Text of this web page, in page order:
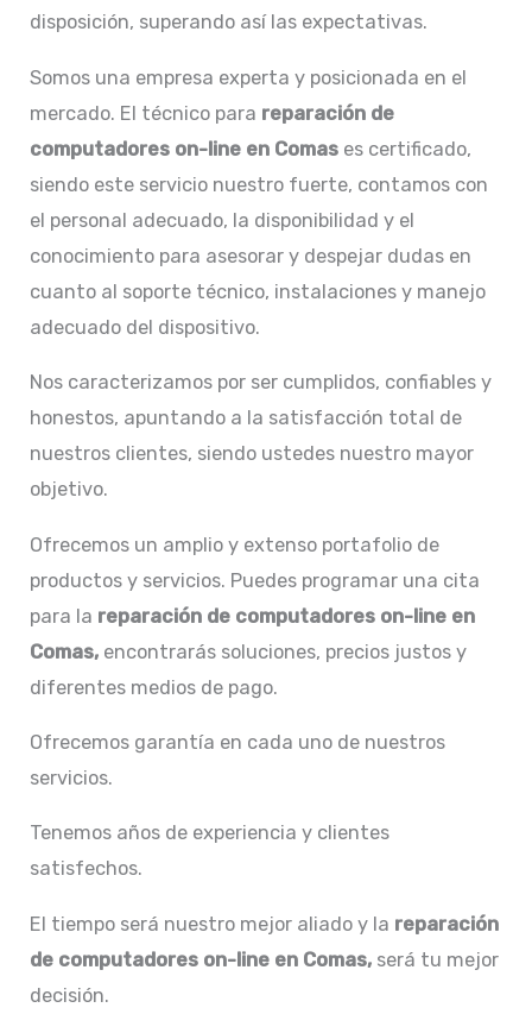
disposición, superando así las expectativas.
Somos una empresa experta y posicionada en el
mercado. El técnico para reparación de
computadores on-line en Comas es certificado,
siendo este servicio nuestro fuerte, contamos con
el personal adecuado, la disponibilidad y el
conocimiento para asesorar y despejar dudas en
cuanto al soporte técnico, instalaciones y manejo
adecuado del dispositivo.
Nos caracterizamos por ser cumplidos, confiables y
honestos, apuntando a la satisfacción total de
nuestros clientes, siendo ustedes nuestro mayor
objetivo.
Ofrecemos un amplio y extenso portafolio de
productos y servicios. Puedes programar una cita
para la reparación de computadores on-line en
Comas, encontrarás soluciones, precios justos y
diferentes medios de pago.
Ofrecemos garantía en cada uno de nuestros
servicios.
Tenemos años de experiencia y clientes
satisfechos.
El tiempo será nuestro mejor aliado y la reparación
de computadores on-line en Comas, será tu mejor
decisión.